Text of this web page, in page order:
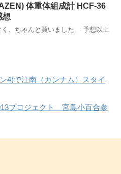
体重体組成計 HCF-36
想
、ちゃんと買いました。 予想以上
4)で江南（カンナム）スタイ
プロジェクト 宮島小百合参